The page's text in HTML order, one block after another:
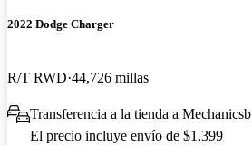
2022 Dodge Charger
R/T RWD 44,726 millas
Transferencia a la tienda a
El precio incluye envío de $1,399